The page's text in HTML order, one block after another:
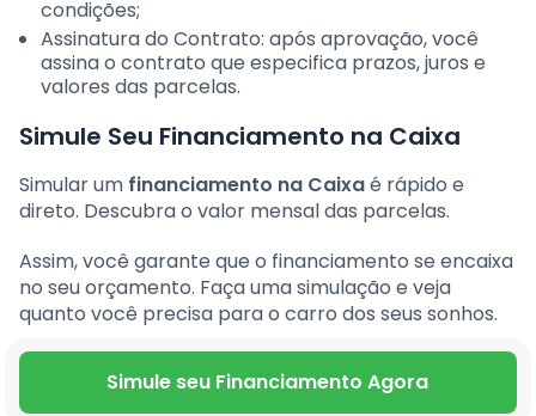
condições;
Assinatura do Contrato: após aprovação, você
assina o contrato que especifica prazos, juros e
valores das parcelas.
Simule Seu Financiamento na Caixa
Simular um financiamento na Caixaé rápido e
direto. Descubra o valor mensal das parcelas.
Assim, você garante que o financiamento se encaixa
no seu orçamento. Faça uma simulação e veja
quanto você precisa para o carro dos seus sonhos.
Simule seu Financiamento Agora